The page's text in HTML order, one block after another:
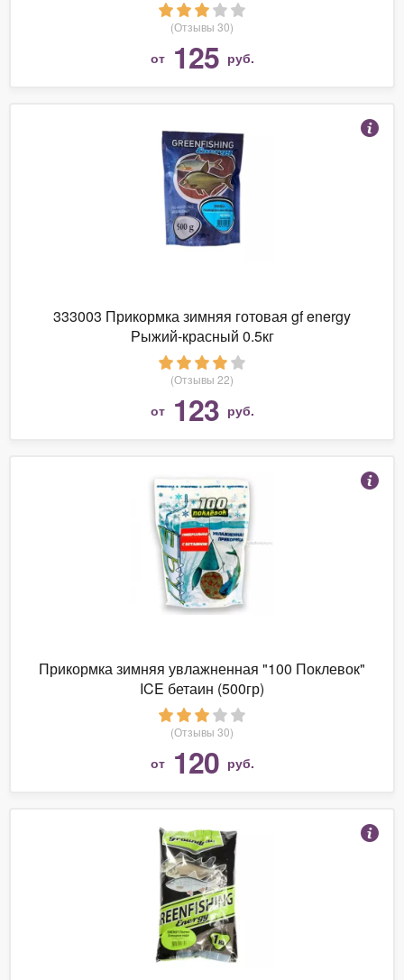
(Отзывы 30)
от 125 руб.
333003 Прикормка зимняя готовая gf energy
Рыжий-красный 0.5кг
(Отзывы 22)
от 123 руб.
Прикормка зимняя увлажненная "100 Поклевок"
ICE бетаин (500гр)
(Отзывы 30)
от 120 руб.